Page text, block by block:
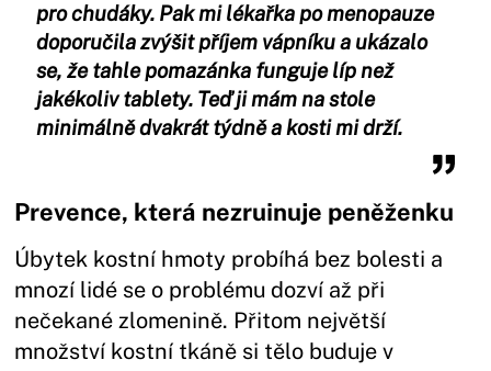
pro chudáky. Pak mi lékařka po menopauze
doporučila zvýšit příjem vápníku a ukázalo
se, že tahle pomazánka funguje líp než
jakékoliv tablety. Teď ji mám na stole
minimálně dvakrát týdně a kosti mi drží.
Prevence, která nezruinuje peněženku
Úbytek kostní hmoty probíhá bez bolesti a
mnozí lidé se o problému dozví až při
nečekané zlomenině. Přitom největší
množství kostní tkáně si tělo buduje v